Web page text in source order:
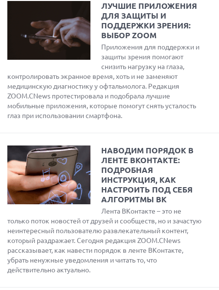
ЛУЧШИЕ ПРИЛОЖЕНИЯ
ДЛЯ ЗАЩИТЫ И
ПОДДЕРЖКИ ЗРЕНИЯ:
ВЫБОР ZOOM
Приложения для поддержки и
защиты зрения помогают
снизить нагрузку на глаза,
контролировать экранное время, хоть и не заменяют
медицинскую диагностику у офтальмолога. Редакция
ZOOM.CNews протестировала и подобрала лучшие
мобильные приложения, которые помогут снять усталость
глаз при использовании смартфона.
НАВОДИМ ПОРЯДОК В
ЛЕНТЕ ВКОНТАКТЕ:
ПОДРОБНАЯ
ИНСТРУКЦИЯ, КАК
НАСТРОИТЬ ПОД СЕБЯ
АЛГОРИТМЫ ВК
Лента ВКонтакте – это не
только поток новостей от друзей и сообществ, но и зачастую
неинтересный пользователю развлекательный контент,
который раздражает. Сегодня редакция ZOOM.CNews
рассказывает, как навести порядок в ленте ВКонтакте,
убрать ненужные уведомления и читать то, что
действительно актуально.